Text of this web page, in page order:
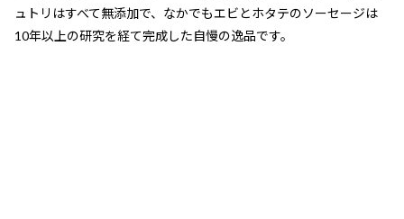
ュトリはすべて無添加で、なかでもエビとホタテのソーセージは
10年以上の研究を経て完成した自慢の逸品です。